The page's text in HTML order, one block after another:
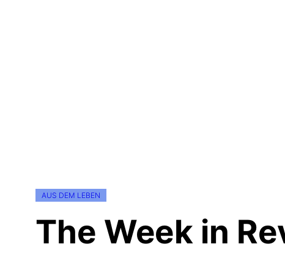
AUS DEM LEBEN
The Week in